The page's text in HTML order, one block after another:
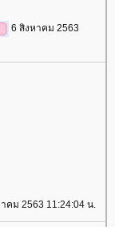
6 สิงหาคม 2563
คม 2563 11:24:04 น.